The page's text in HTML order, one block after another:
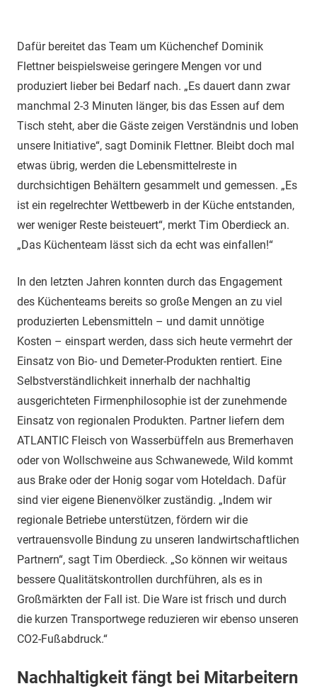
Dafür bereitet das Team um Küchenchef Dominik
Flettner beispielsweise geringere Mengen vor und
produziert lieber bei Bedarf nach. „Es dauert dann zwar
manchmal 2-3 Minuten länger, bis das Essen auf dem
Tisch steht, aber die Gäste zeigen Verständnis und loben
unsere Initiative“, sagt Dominik Flettner. Bleibt doch mal
etwas übrig, werden die Lebensmittelreste in
durchsichtigen Behältern gesammelt und gemessen. „Es
ist ein regelrechter Wettbewerb in der Küche entstanden,
wer weniger Reste beisteuert“, merkt Tim Oberdieck an.
„Das Küchenteam lässt sich da echt was einfallen!“
In den letzten Jahren konnten durch das Engagement
des Küchenteams bereits so große Mengen an zu viel
produzierten Lebensmitteln – und damit unnötige
Kosten – einspart werden, dass sich heute vermehrt der
Einsatz von Bio- und Demeter-Produkten rentiert. Eine
Selbstverständlichkeit innerhalb der nachhaltig
ausgerichteten Firmenphilosophie ist der zunehmende
Einsatz von regionalen Produkten. Partner liefern dem
ATLANTIC Fleisch von Wasserbüffeln aus Bremerhaven
oder von Wollschweine aus Schwanewede, Wild kommt
aus Brake oder der Honig sogar vom Hoteldach. Dafür
sind vier eigene Bienenvölker zuständig. „Indem wir
regionale Betriebe unterstützen, fördern wir die
vertrauensvolle Bindung zu unseren landwirtschaftlichen
Partnern“, sagt Tim Oberdieck. „So können wir weitaus
bessere Qualitätskontrollen durchführen, als es in
Großmärkten der Fall ist. Die Ware ist frisch und durch
die kurzen Transportwege reduzieren wir ebenso unseren
CO2-Fußabdruck.“
Nachhaltigkeit fängt bei Mitarbeitern